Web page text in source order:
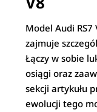
Model Audi
zajmuje
Łączy w sobie
osiągi oraz
sekcji artykułu
ewolucji tego